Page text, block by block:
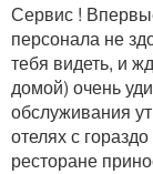
Сервис !
персонала не
тебя видеть, и
домой) очень
обслуживания
отелях с
ресторане